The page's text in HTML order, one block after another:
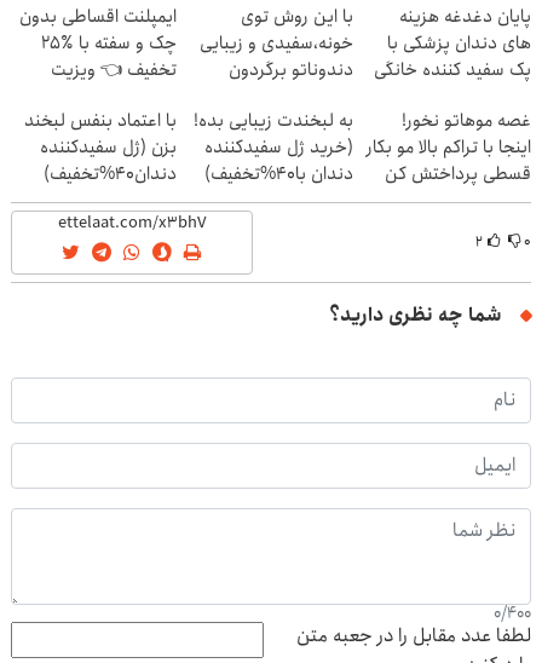
پایان دغدغه هزینه
های دندان پزشکی با
پک سفید کننده خانگی
با این روش توی
خونه،سفیدی و زیبایی
دندوناتو برگردون
ایمپلنت اقساطی بدون
چک و سفته با ٪۲۵
تخفیف 👈 ویزیت
غصه موهاتو نخور!
اینجا با تراکم بالا مو بکار
قسطی پرداختش کن
به لبخندت زیبایی بده!
(خرید ژل سفیدکننده
دندان با40%تخفیف)
با اعتماد بنفس لبخند
بزن (ژل سفیدکننده
دندان40%تخفیف)
۰ ۲
شما چه نظری دارید؟
0/400
لطفا عدد مقابل را در جعبه متن